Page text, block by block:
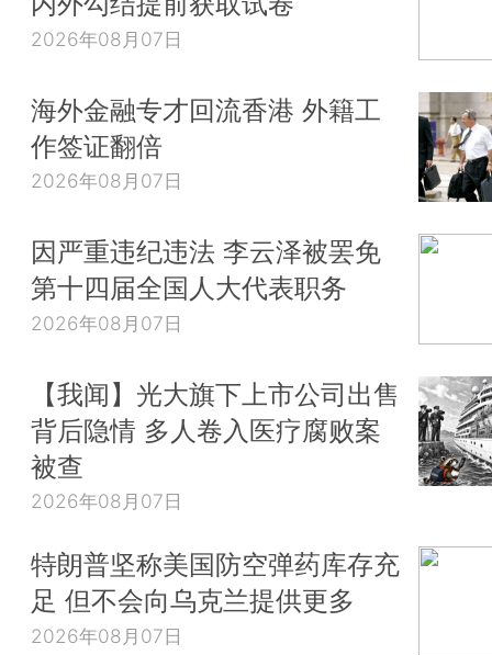
2026年08月07日
海外金融专才回流香港 外籍工
作签证翻倍
2026年08月07日
因严重违纪违法 李云泽被罢免
第十四届全国人大代表职务
2026年08月07日
【我闻】光大旗下上市公司出售
背后隐情 多人卷入医疗腐败案
被查
2026年08月07日
特朗普坚称美国防空弹药库存充
足 但不会向乌克兰提供更多
2026年08月07日